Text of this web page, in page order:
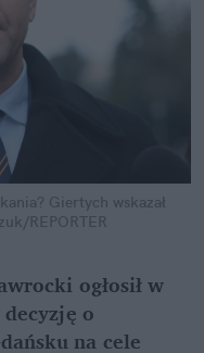
Giertych wskazał
REPORTER
ogłosił w
o
na cele